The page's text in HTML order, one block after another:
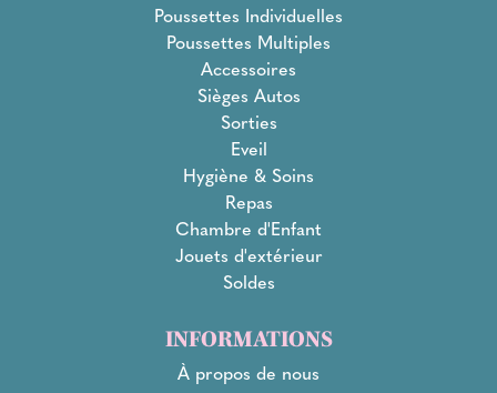
Poussettes Individuelles
Poussettes Multiples
Accessoires
Sièges Autos
Sorties
Eveil
Hygiène & Soins
Repas
Chambre d'Enfant
Jouets d'extérieur
Soldes
INFORMATIONS
À propos de nous